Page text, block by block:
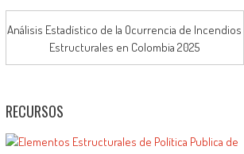
Análisis Estadístico de la Ocurrencia de Incendios
Estructurales en Colombia 2025
RECURSOS